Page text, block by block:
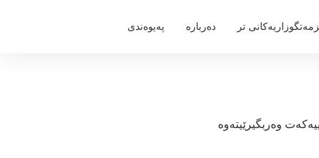
تر دەربارە پەیوەندی
وه‌ربگيرێيته‌وه‌